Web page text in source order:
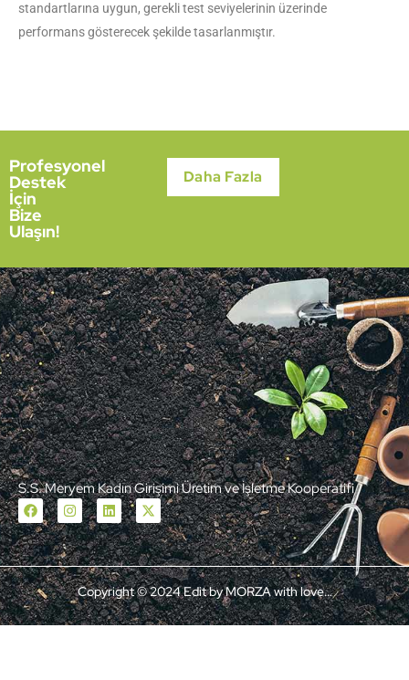
standartlarına uygun, gerekli test seviyelerinin üzerinde
performans gösterecek şekilde tasarlanmıştır.
Profesyonel
Destek
İçin
Bize
Ulaşın!
Daha Fazla
S.S. Meryem Kadın Girişimi Üretim ve İşletme Kooperatifi
Copyright © 2024 Edit by MORZA with love…